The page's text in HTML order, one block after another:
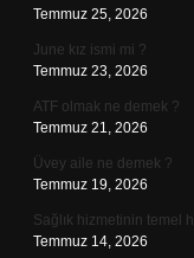
Temmuz 25, 2026
June kız ismi mi ?
Temmuz 23, 2026
ATF olmak ne demek ?
Temmuz 21, 2026
Üvey aile ne demek ?
Temmuz 19, 2026
Sağlık hizmetinin temel
Temmuz 14, 2026